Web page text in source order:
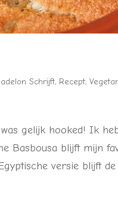
Schrijft, Recept,
gelijk hooked! Ik
Basbousa blijft mijn
versie blijft de